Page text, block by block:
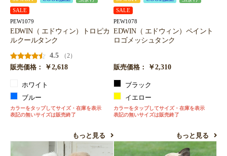
SALE
PEW1079
EDWIN（ エドウィン）トロピカ
ルクールタンク
4.5
（2）
販売価格：
￥2,618
ホワイト
ブルー
カラーをタップしてサイズ・在庫を表示
表記の無いサイズは販売終了
もっと見る
SALE
PEW1078
EDWIN（ エドウィン）ペイント
ロゴメッシュタンク
販売価格： ￥2,310
ブラック
イエロー
カラーをタップしてサイズ・在庫を表示
表記の無いサイズは販売終了
もっと見る